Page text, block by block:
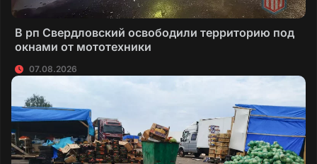
В рп Свердловский освободили территорию под
окнами от мототехники
07.08.2026